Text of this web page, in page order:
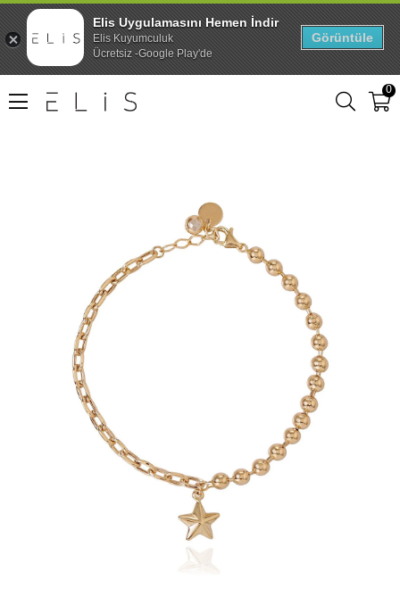
0
Elis Uygulamasını Hemen İndir
Elis Kuyumculuk
Ücretsiz -Google Play'de
Görüntüle